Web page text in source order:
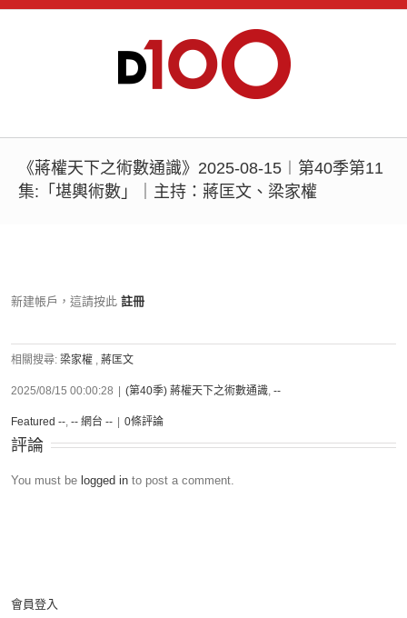
《蔣權天下之術數通識》2025-08-15︱第40季第11
集:「堪輿術數」｜主持：蔣匡文、梁家權
新建帳戶，這請按此 註冊
相關搜尋: 梁家權 , 蔣匡文
2025/08/15 00:00:28 (第40季) 蔣權天下之術數通識, --
Featured --, -- 網台 -- 0條評論
評論
You must be logged in to post a comment.
會員登入